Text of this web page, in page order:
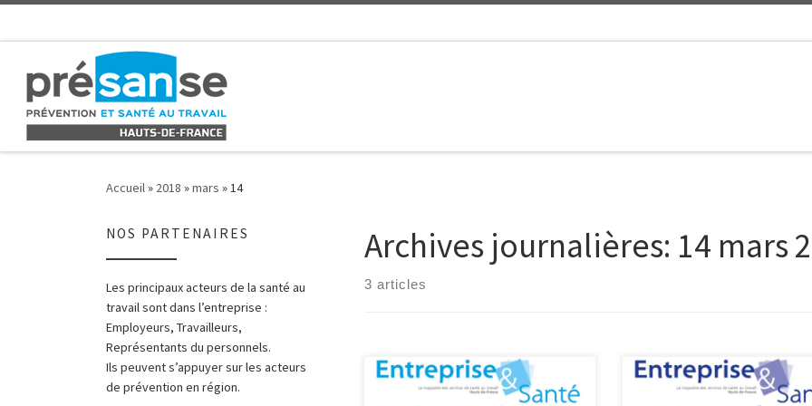
Accueil» 2018 »mars »14
Archives journalières: 14 mars
3 articles
Le magazine des services de santé au
travail du Nord – Pas de Calais –
Le magazine des services de
travail du Nord – Pas de Calais –
NOS PARTENAIRES
Les principaux acteurs de la santé au
travail sont dans l’entreprise :
Employeurs, Travailleurs,
Représentants du personnels.
Ils peuvent s’appuyer sur les acteurs
de prévention en région.